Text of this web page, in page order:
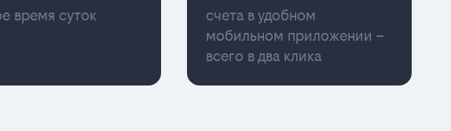
время суток
счета в удобном
мобильном приложении –
всего в два клика